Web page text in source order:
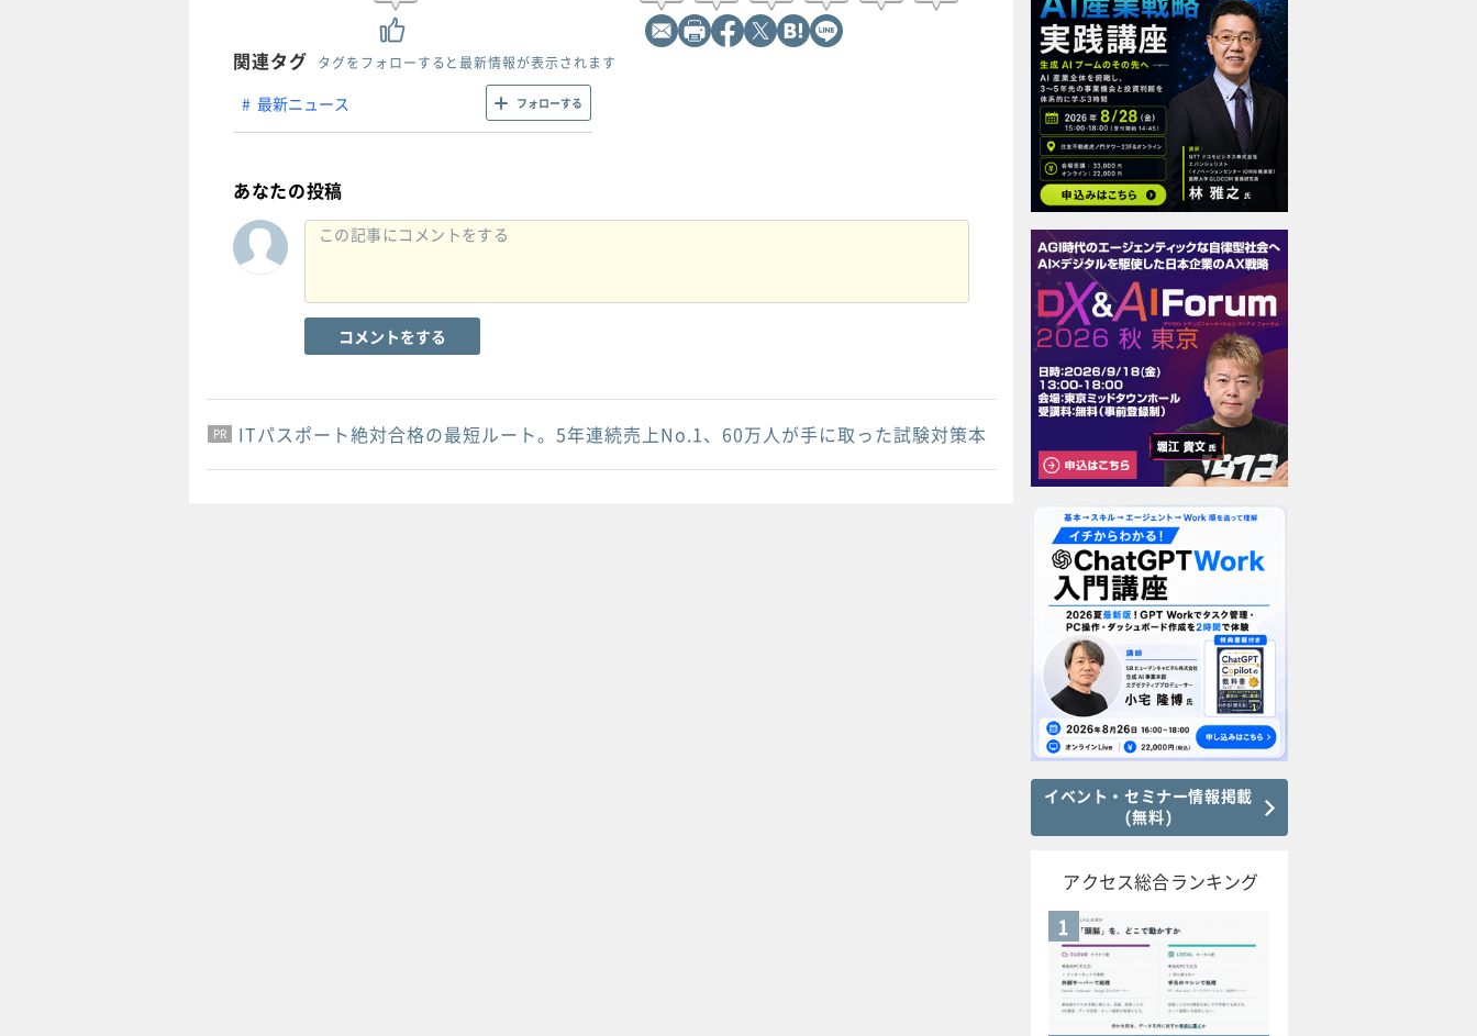
関連タグ タグをフォローすると最新情報が表示されます
最新ニュース フォローする
あなたの投稿
コメントをする
PR
PR
PR ITパスポート絶対合格の最短ルート。5年連続売上No.1、60万人が手に取った試験対策本
イベント・セミナー情報掲載
(無料)
アクセス総合ランキング
1